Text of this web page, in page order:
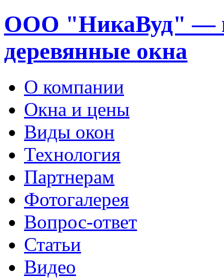
ООО "НикаВуд" —
деревянные окна
О компании
Окна и цены
Виды окон
Технология
Партнерам
Фотогалерея
Вопрос-ответ
Статьи
Видео